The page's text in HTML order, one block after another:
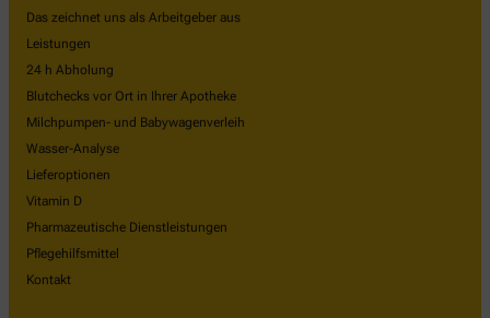
Das zeichnet uns als Arbeitgeber aus
Leistungen
24 h Abholung
Blutchecks vor Ort in Ihrer Apotheke
Milchpumpen- und Babywagenverleih
Wasser-Analyse
Lieferoptionen
Vitamin D
Pharmazeutische Dienstleistungen
Pflegehilfsmittel
Kontakt